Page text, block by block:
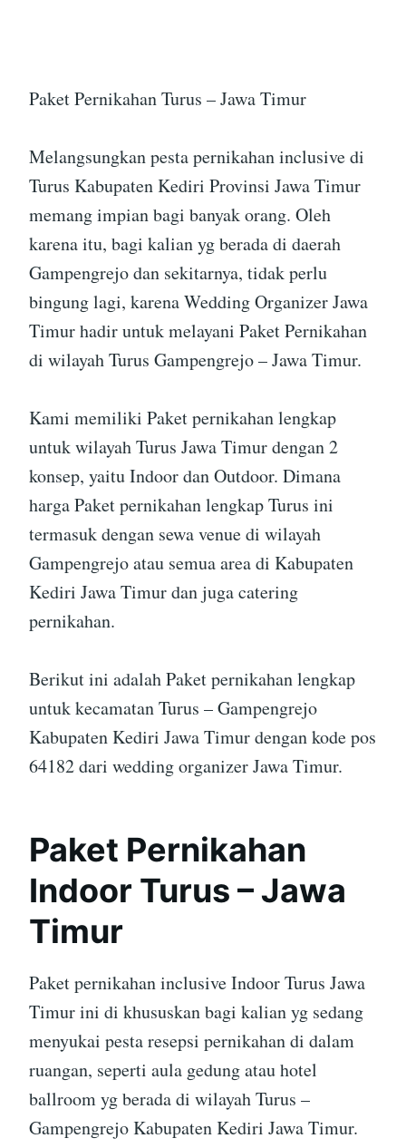
Paket Pernikahan Turus – Jawa Timur
Melangsungkan pesta pernikahan inclusive di
Turus Kabupaten Kediri Provinsi Jawa Timur
memang impian bagi banyak orang. Oleh
karena itu, bagi kalian yg berada di daerah
Gampengrejo dan sekitarnya, tidak perlu
bingung lagi, karena Wedding Organizer Jawa
Timur hadir untuk melayani Paket Pernikahan
di wilayah Turus Gampengrejo – Jawa Timur.
Kami memiliki Paket pernikahan lengkap
untuk wilayah Turus Jawa Timur dengan 2
konsep, yaitu Indoor dan Outdoor. Dimana
harga Paket pernikahan lengkap Turus ini
termasuk dengan sewa venue di wilayah
Gampengrejo atau semua area di Kabupaten
Kediri Jawa Timur dan juga catering
pernikahan.
Berikut ini adalah Paket pernikahan lengkap
untuk kecamatan Turus – Gampengrejo
Kabupaten Kediri Jawa Timur dengan kode pos
64182 dari wedding organizer Jawa Timur.
Paket Pernikahan
Indoor Turus – Jawa
Timur
Paket pernikahan inclusive Indoor Turus Jawa
Timur ini di khususkan bagi kalian yg sedang
menyukai pesta resepsi pernikahan di dalam
ruangan, seperti aula gedung atau hotel
ballroom yg berada di wilayah Turus –
Gampengrejo Kabupaten Kediri Jawa Timur.